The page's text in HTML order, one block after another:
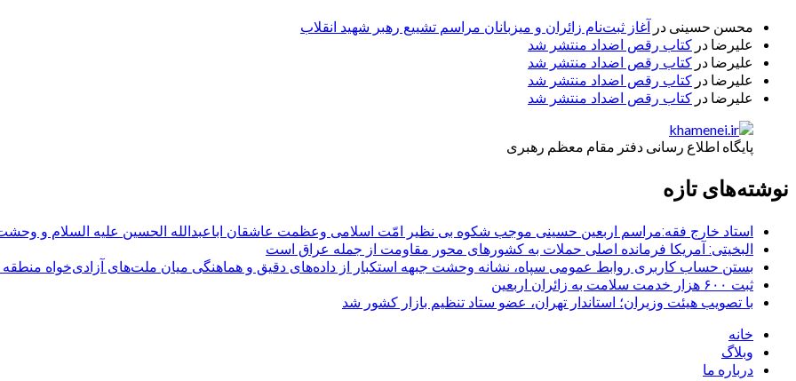
محسن حسینی در آغاز ثبت‌نام زائران و میزبانان مراسم تشییع رهبر شهید انقلاب
علیرضا در کتاب رقص اضداد منتشر شد
علیرضا در کتاب رقص اضداد منتشر شد
علیرضا در کتاب رقص اضداد منتشر شد
علیرضا در کتاب رقص اضداد منتشر شد
پایگاه اطلاع رسانی دفتر مقام معظم رهبری
نوشته‌های تازه
استاد خارج فقه:مراسم اربعین حسینی موجب شکوه بی نظیر امّت اسلامی وعظمت عاشقان اباعبدالله الحسین علیه السلام و
البخیتی: آمریکا فرمانده اصلی حملات به کشورهای محور مقاومت از جمله عراق است
بستن حساب کاربری روابط عمومی سپاه، نشانه‌ وحشت جبهه استکبار از داده‌های دقیق و هماهنگی میان ملت‌های آزادی‌خواه
ثبت ۶۰۰ هزار خدمت سلامت به زائران اربعین
با تصویب هیئت وزیران؛ استاندار تهران، عضو ستاد تنظیم بازار کشور شد
خانه
وبلاگ
درباره ما